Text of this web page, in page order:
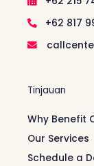
+62 817
Tinjauan
Why Benefit
Our Services
Schedule a